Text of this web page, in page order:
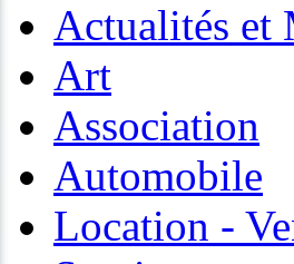
Actualités et
Art
Association
Automobile
Location -